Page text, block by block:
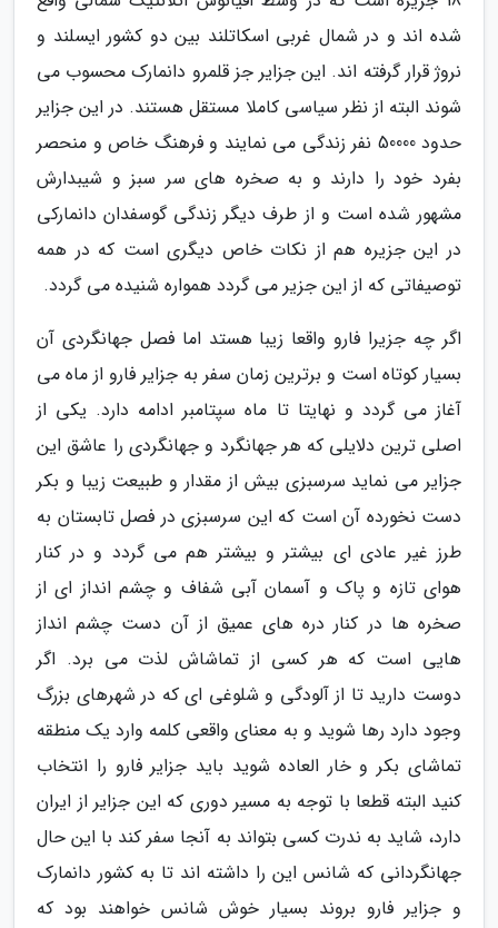
شده اند و در شمال غربی اسکاتلند بین دو کشور ایسلند و
نروژ قرار گرفته اند. این جزایر جز قلمرو دانمارک محسوب می
شوند البته از نظر سیاسی کاملا مستقل هستند. در این جزایر
حدود 50000 نفر زندگی می نمایند و فرهنگ خاص و منحصر
بفرد خود را دارند و به صخره های سر سبز و شیبدارش
مشهور شده است و از طرف دیگر زندگی گوسفدان دانمارکی
در این جزیره هم از نکات خاص دیگری است که در همه
توصیفاتی که از این جزیر می گردد همواره شنیده می گردد.
اگر چه جزیرا فارو واقعا زیبا هستد اما فصل جهانگردی آن
بسیار کوتاه است و برترین زمان سفر به جزایر فارو از ماه می
آغاز می گردد و نهایتا تا ماه سپتامبر ادامه دارد. یکی از
اصلی ترین دلایلی که هر جهانگرد و جهانگردی را عاشق این
جزایر می نماید سرسبزی بیش از مقدار و طبیعت زیبا و بکر
دست نخورده آن است که این سرسبزی در فصل تابستان به
طرز غیر عادی ای بیشتر و بیشتر هم می گردد و در کنار
هوای تازه و پاک و آسمان آبی شفاف و چشم انداز ای از
صخره ها در کنار دره های عمیق از آن دست چشم انداز
هایی است که هر کسی از تماشاش لذت می برد. اگر
دوست دارید تا از آلودگی و شلوغی ای که در شهرهای بزرگ
وجود دارد رها شوید و به معنای واقعی کلمه وارد یک منطقه
تماشای بکر و خار العاده شوید باید جزایر فارو را انتخاب
کنید البته قطعا با توجه به مسیر دوری که این جزایر از ایران
دارد، شاید به ندرت کسی بتواند به آنجا سفر کند با این حال
جهانگردانی که شانس این را داشته اند تا به کشور دانمارک
و جزایر فارو بروند بسیار خوش شانس خواهند بود که